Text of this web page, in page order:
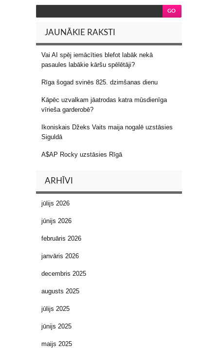
JAUNĀKIE RAKSTI
Vai AI spēj iemācīties blefot labāk nekā
pasaules labākie kāršu spēlētāji?
Rīga šogad svinēs 825. dzimšanas dienu
Kāpēc uzvalkam jāatrodas katra mūsdienīga
vīrieša garderobē?
Ikoniskais Džeks Vaits maija nogalē uzstāsies
Siguldā
A$AP Rocky uzstāsies Rīgā
ARHĪVI
jūlijs 2026
jūnijs 2026
februāris 2026
janvāris 2026
decembris 2025
augusts 2025
jūlijs 2025
jūnijs 2025
maijs 2025